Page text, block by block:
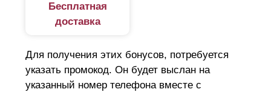
Бесплатная
доставка
Для получения этих бонусов, потребуется
указать промокод. Он будет выслан на
указанный номер телефона вместе с